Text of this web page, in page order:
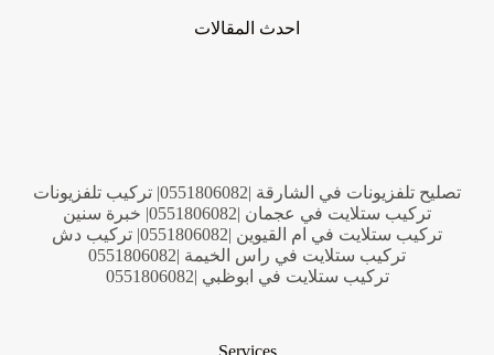
احدث المقالات
تصليح تلفزيونات في الشارقة |0551806082| تركيب تلفزيونات
تركيب ستلايت في عجمان |0551806082| خبرة سنين
تركيب ستلايت في ام القيوين |0551806082| تركيب دش
تركيب ستلايت في راس الخيمة |0551806082
تركيب ستلايت في ابوظبي |0551806082
Services